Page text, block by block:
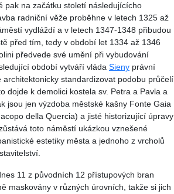
pak na začátku století následujícícho
radniční věže proběhne v letech 1325 až
vydláždí a v letech 1347-1348 přibudou
před tím, tedy v období let 1334 až 1346
předvede své umění při vybudování
období vytváří vláda Sieny právní
architektonicky standardizovat podobu průčelí
dojde k demolici kostela sv. Petra a Pavla a
jsou jen výzdoba městské kašny Fonte Gaia
della Quercia) a jisté historizující úpravy
toto náměstí ukázkou vznešené
estetiky města a jednoho z vrcholů
11 z původních 12 přístupových bran
maskovány v různých úrovních, takže si jich